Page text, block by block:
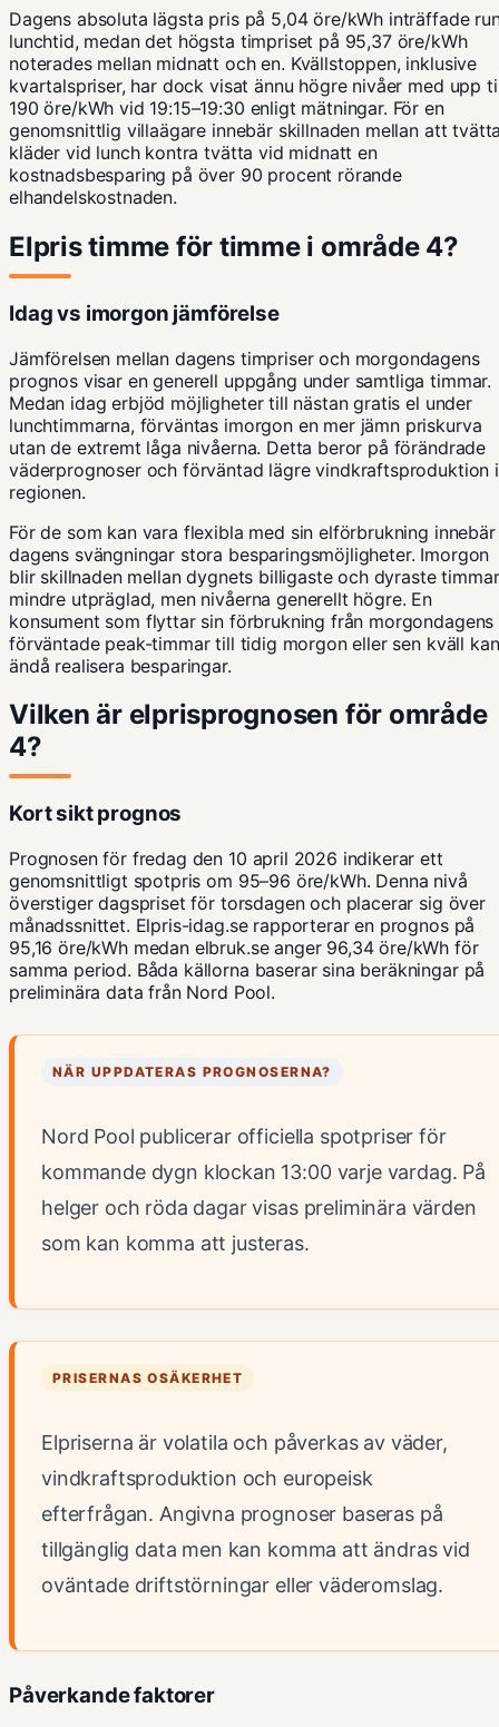
Dagens absoluta lägsta pris på 5,04 öre/kWh inträffade
lunchtid, medan det högsta timpriset på 95,37 öre/kWh
noterades mellan midnatt och en. Kvällstoppen, inklusive
kvartalspriser, har dock visat ännu högre nivåer med upp
190 öre/kWh vid 19:15–19:30 enligt mätningar. För en
genomsnittlig villaägare innebär skillnaden mellan att
kläder vid lunch kontra tvätta vid midnatt en
kostnadsbesparing på över 90 procent rörande
elhandelskostnaden.
Elpris timme för timme i område 4?
Idag vs imorgon jämförelse
Jämförelsen mellan dagens timpriser och morgondagens
prognos visar en generell uppgång under samtliga timmar.
Medan idag erbjöd möjligheter till nästan gratis el under
lunchtimmarna, förväntas imorgon en mer jämn priskurva
utan de extremt låga nivåerna. Detta beror på förändrade
väderprognoser och förväntad lägre vindkraftsproduktion i
regionen.
För de som kan vara flexibla med sin elförbrukning innebär
dagens svängningar stora besparingsmöjligheter. Imorgon
blir skillnaden mellan dygnets billigaste och dyraste timmar
mindre utpräglad, men nivåerna generellt högre. En
konsument som flyttar sin förbrukning från morgondagens
förväntade peak-timmar till tidig morgon eller sen kväll kan
ändå realisera besparingar.
Vilken är elprisprognosen för område
4?
Kort sikt prognos
Prognosen för fredag den 10 april 2026 indikerar ett
genomsnittligt spotpris om 95–96 öre/kWh. Denna nivå
överstiger dagspriset för torsdagen och placerar sig över
månadssnittet. Elpris-idag.se rapporterar en prognos på
95,16 öre/kWh medan elbruk.se anger 96,34 öre/kWh för
samma period. Båda källorna baserar sina beräkningar på
preliminära data från Nord Pool.
NÄR UPPDATERAS PROGNOSERNA?
Nord Pool publicerar officiella spotpriser för
kommande dygn klockan 13:00 varje vardag. På
helger och röda dagar visas preliminära värden
som kan komma att justeras.
PRISERNAS OSÄKERHET
Elpriserna är volatila och påverkas av väder,
vindkraftsproduktion och europeisk
efterfrågan. Angivna prognoser baseras på
tillgänglig data men kan komma att ändras vid
oväntade driftstörningar eller väderomslag.
Påverkande faktorer